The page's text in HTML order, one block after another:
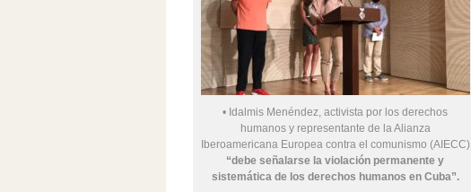
• Idalmis Menéndez, activista por los derechos
humanos y representante de la Alianza
Iberoamericana Europea contra el comunismo (AIECC)
“debe señalarse la violación permanente y
sistemática de los derechos humanos en Cuba”.